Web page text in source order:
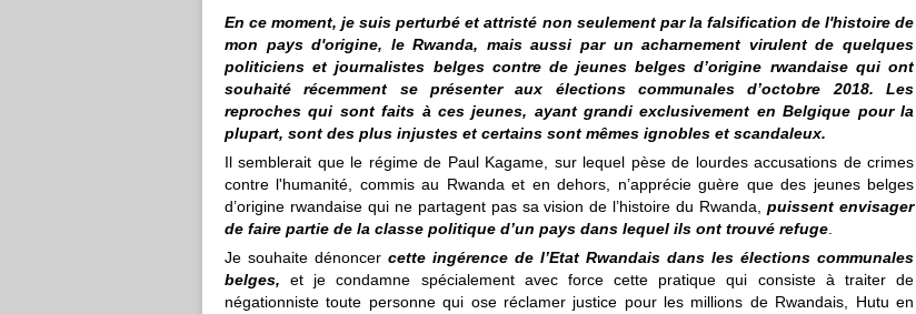
En ce moment, je suis perturbé et attristé non seulement par la falsification de l'histoire de
mon pays d'origine, le Rwanda, mais aussi par un acharnement virulent de quelques
politiciens et journalistes belges contre de jeunes belges d’origine rwandaise qui ont
souhaité récemment se présenter aux élections communales d’octobre 2018. Les
reproches qui sont faits à ces jeunes, ayant grandi exclusivement en Belgique pour la
plupart, sont des plus injustes et certains sont mêmes ignobles et scandaleux.
Il semblerait que le régime de Paul Kagame, sur lequel pèse de lourdes accusations de crimes
contre l'humanité, commis au Rwanda et en dehors, n’apprécie guère que des jeunes belges
d’origine rwandaise qui ne partagent pas sa vision de l’histoire du Rwanda,puissent envisager
de faire partie de la classe politique d’un pays dans lequel ils ont trouvé refuge
Je souhaite dénoncer cette ingérence de l’Etat Rwandais dans les élections communales
belges, et je condamne spécialement avec force cette pratique qui consiste à traiter de
négationniste toute personne qui ose réclamer justice pour les millions de Rwandais, Hutu en